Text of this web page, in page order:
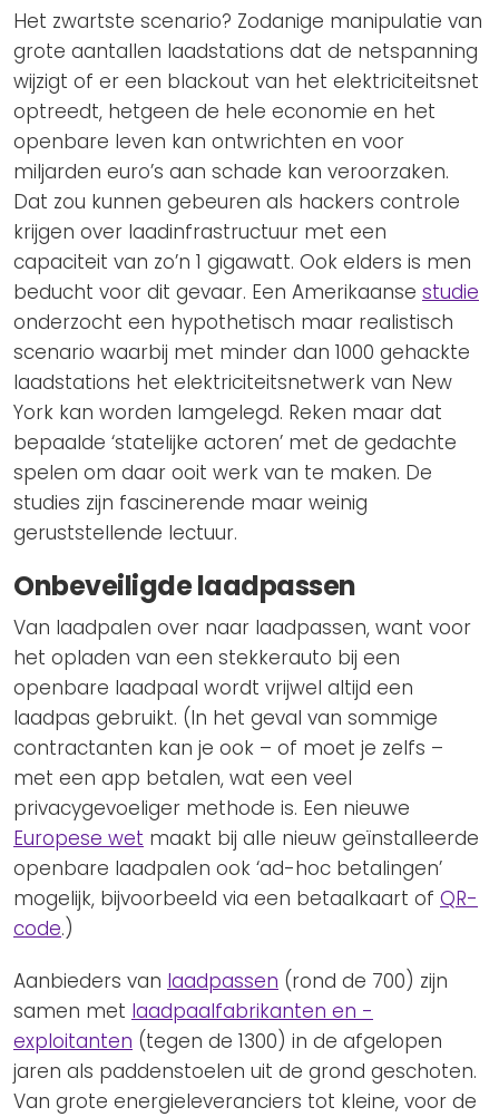
Het zwartste scenario? Zodanige manipulatie van
grote aantallen laadstations dat de netspanning
wijzigt of er een blackout van het elektriciteitsnet
optreedt, hetgeen de hele economie en het
openbare leven kan ontwrichten en voor
miljarden euro’s aan schade kan veroorzaken.
Dat zou kunnen gebeuren als hackers controle
krijgen over laadinfrastructuur met een
capaciteit van zo’n 1 gigawatt. Ook elders is men
beducht voor dit gevaar. Een Amerikaanse studie
onderzocht een hypothetisch maar realistisch
scenario waarbij met minder dan 1000 gehackte
laadstations het elektriciteitsnetwerk van New
York kan worden lamgelegd. Reken maar dat
bepaalde ‘statelijke actoren’ met de gedachte
spelen om daar ooit werk van te maken. De
studies zijn fascinerende maar weinig
geruststellende lectuur.
Onbeveiligde laadpassen
Van laadpalen over naar laadpassen, want voor
het opladen van een stekkerauto bij een
openbare laadpaal wordt vrijwel altijd een
laadpas gebruikt. (In het geval van sommige
contractanten kan je ook – of moet je zelfs –
met een app betalen, wat een veel
privacygevoeliger methode is. Een nieuwe
Europese wet maakt bij alle nieuw geïnstalleerde
openbare laadpalen ook ‘ad-hoc betalingen’
mogelijk, bijvoorbeeld via een betaalkaart of QR-
code.)
Aanbieders van laadpassen (rond de 700) zijn
samen met laadpaalfabrikanten en -
exploitanten (tegen de 1300) in de afgelopen
jaren als paddenstoelen uit de grond geschoten.
Van grote energieleveranciers tot kleine, voor de